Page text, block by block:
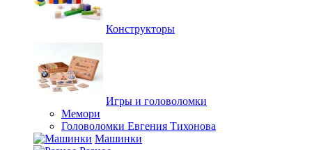
Конструкторы
Игры и головоломки
Мемори
Головоломки Евгения Тихонова
Машинки